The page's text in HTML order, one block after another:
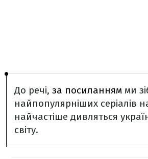
До речі, за посиланням ми
найпопулярніших серіалів
найчастіше дивляться
світу.